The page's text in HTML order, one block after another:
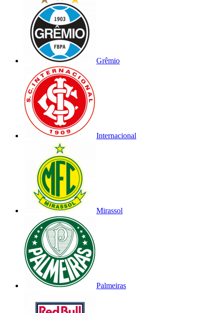
Grêmio
Internacional
Mirassol
Palmeiras